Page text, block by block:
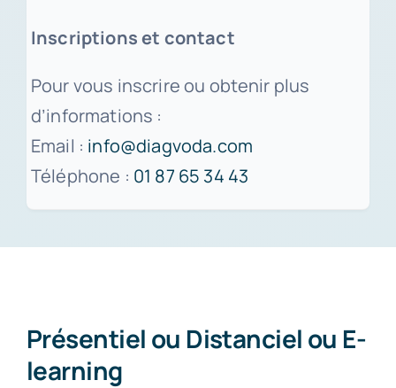
Inscriptions et contact
Pour vous inscrire ou obtenir plus
d’informations :
Email : info@diagvoda.com
Téléphone : 01 87 65 34 43
Présentiel ou Distanciel ou E-
learning